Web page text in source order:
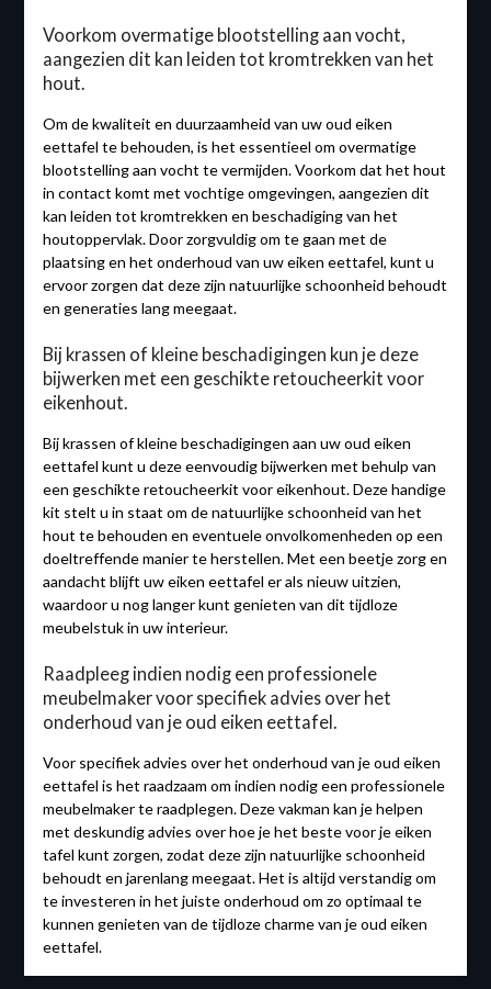
Voorkom overmatige blootstelling aan vocht,
aangezien dit kan leiden tot kromtrekken van het
hout.
Om de kwaliteit en duurzaamheid van uw oud eiken
eettafel te behouden, is het essentieel om overmatige
blootstelling aan vocht te vermijden. Voorkom dat het hout
in contact komt met vochtige omgevingen, aangezien dit
kan leiden tot kromtrekken en beschadiging van het
houtoppervlak. Door zorgvuldig om te gaan met de
plaatsing en het onderhoud van uw eiken eettafel, kunt u
ervoor zorgen dat deze zijn natuurlijke schoonheid behoudt
en generaties lang meegaat.
Bij krassen of kleine beschadigingen kun je deze
bijwerken met een geschikte retoucheerkit voor
eikenhout.
Bij krassen of kleine beschadigingen aan uw oud eiken
eettafel kunt u deze eenvoudig bijwerken met behulp van
een geschikte retoucheerkit voor eikenhout. Deze handige
kit stelt u in staat om de natuurlijke schoonheid van het
hout te behouden en eventuele onvolkomenheden op een
doeltreffende manier te herstellen. Met een beetje zorg en
aandacht blijft uw eiken eettafel er als nieuw uitzien,
waardoor u nog langer kunt genieten van dit tijdloze
meubelstuk in uw interieur.
Raadpleeg indien nodig een professionele
meubelmaker voor specifiek advies over het
onderhoud van je oud eiken eettafel.
Voor specifiek advies over het onderhoud van je oud eiken
eettafel is het raadzaam om indien nodig een professionele
meubelmaker te raadplegen. Deze vakman kan je helpen
met deskundig advies over hoe je het beste voor je eiken
tafel kunt zorgen, zodat deze zijn natuurlijke schoonheid
behoudt en jarenlang meegaat. Het is altijd verstandig om
te investeren in het juiste onderhoud om zo optimaal te
kunnen genieten van de tijdloze charme van je oud eiken
eettafel.